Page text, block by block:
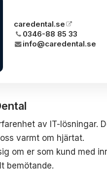
caredental.se
0346-88 85 33
info@caredental.se
av IT-lösningar.
varmt om hjärtat.
om er som kund med
bemötande.